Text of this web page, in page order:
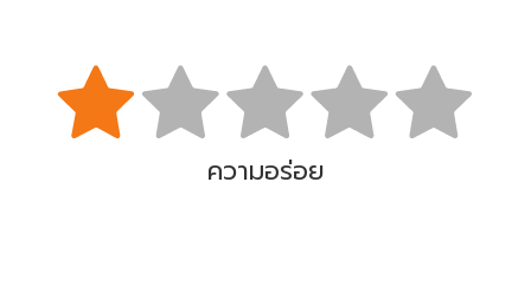
ความอร่อย